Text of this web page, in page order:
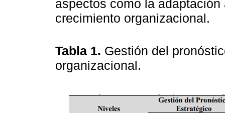
aspectos como la
crecimiento organizacional.
Tabla 1. Gestión del
organizacional.